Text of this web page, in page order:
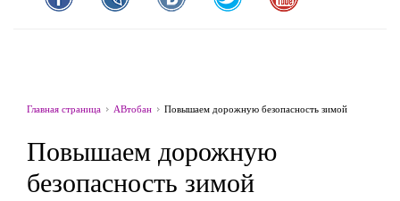
Главная страница АВтобан Повышаем дорожную безопасность зимой
Повышаем дорожную
безопасность зимой